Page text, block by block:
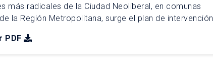
más radicales de la Ciudad Neoliberal, en comunas
la Región Metropolitana, surge el plan de intervención
integral para la comuna de Conchalí. Para ello, se
Factores Críticos de Decisión […]
PDF